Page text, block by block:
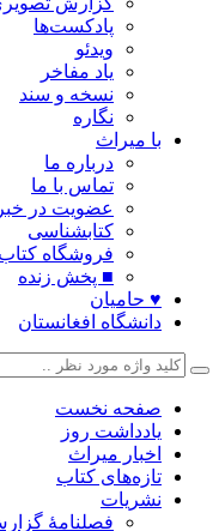
پادکست‌ها
ویدئو
یاد مفاخر
نسخه و سند
نگاره
با میراث
درباره ما
تماس با ما
عضویت در
کتابشناسی
فروشگاه کتاب
■ پخش زنده
♥ حامیان
دانشگاه افغانستان
صفحه نخست
یادداشت روز
اخبار میراث
تازه‌های کتاب
نشریات
فصلنامۀ